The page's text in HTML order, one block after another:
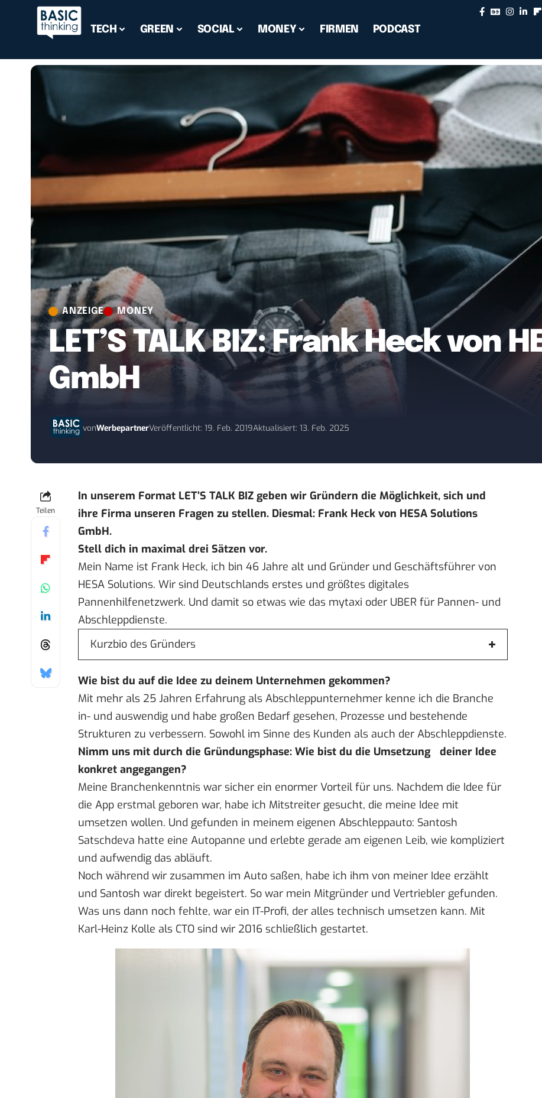
TECH GREEN SOCIAL MONEY FIRMEN PODCAST
ANZEIGE MONEY
LET’S TALK BIZ: Frank Heck von
GmbH
vonWerbepartnerVeröffentlicht: 19. Feb. 2019Aktualisiert: 13. Feb. 2025
Teilen
In unserem Format LET’S TALK BIZ geben wir Gründern die Möglichkeit, sich und
ihre Firma unseren Fragen zu stellen. Diesmal: Frank Heck von HESA Solutions
GmbH.
Stell dich in maximal drei Sätzen vor.
Mein Name ist Frank Heck, ich bin 46 Jahre alt und Gründer und Geschäftsführer von
HESA Solutions. Wir sind Deutschlands erstes und größtes digitales
Pannenhilfenetzwerk. Und damit so etwas wie das mytaxi oder UBER für Pannen- und
Abschleppdienste.
Kurzbio des Gründers
Wie bist du auf die Idee zu deinem Unternehmen gekommen?
Mit mehr als 25 Jahren Erfahrung als Abschleppunternehmer kenne ich die Branche
in- und auswendig und habe großen Bedarf gesehen, Prozesse und bestehende
Strukturen zu verbessern. Sowohl im Sinne des Kunden als auch der Abschleppdienste.
Nimm uns mit durch die Gründungsphase: Wie bist du die Umsetzung deiner Idee
konkret angegangen?
Meine Branchenkenntnis war sicher ein enormer Vorteil für uns. Nachdem die Idee für
die App erstmal geboren war, habe ich Mitstreiter gesucht, die meine Idee mit
umsetzen wollen. Und gefunden in meinem eigenen Abschleppauto: Santosh
Satschdeva hatte eine Autopanne und erlebte gerade am eigenen Leib, wie kompliziert
und aufwendig das abläuft.
Noch während wir zusammen im Auto saßen, habe ich ihm von meiner Idee erzählt
und Santosh war direkt begeistert. So war mein Mitgründer und Vertriebler gefunden.
Was uns dann noch fehlte, war ein IT-Profi, der alles technisch umsetzen kann. Mit
Karl-Heinz Kolle als CTO sind wir 2016 schließlich gestartet.